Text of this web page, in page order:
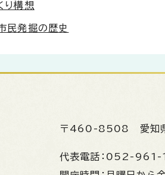
り構想
民発掘の歴史
〒460-8508 愛知
代表電話： 052-961-